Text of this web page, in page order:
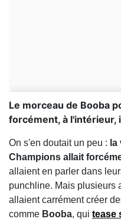
Le morceau de Booba
forcément, à l'intérieur,
On s'en doutait un peu :
Champions allait
allaient en parler dans
punchline. Mais plusieurs
allaient carrément créer
comme Booba, qui tease